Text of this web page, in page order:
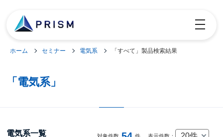
toggle
ホーム セミナー 電気系 「すべて」製品検索結果
「電気系」
電気系一覧 対象件数 件 表示件数：